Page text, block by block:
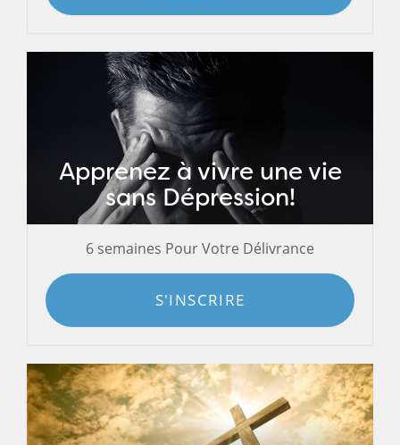
Apprenez à vivre une vie
sans Dépression!
6 semaines Pour Votre Délivrance
S'INSCRIRE